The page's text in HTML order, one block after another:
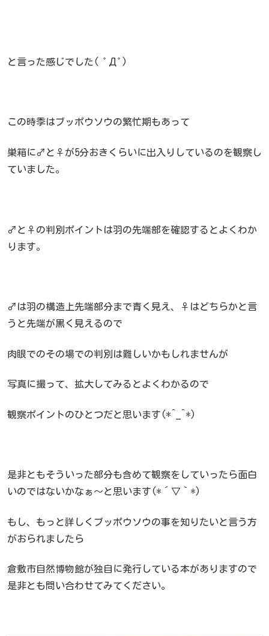
と言った感じでした( ﾟДﾟ)
この時季はブッポウソウの繁忙期もあって
巣箱に♂と♀が5分おきくらいに出入りしているのを観察し
ていました。
♂と♀の判別ポイントは羽の先端部を確認するとよくわか
ります。
♂は羽の構造上先端部分まで青く見え、♀はどちらかと言
うと先端が黒く見えるので
肉眼でのその場での判別は難しいかもしれませんが
写真に撮って、拡大してみるとよくわかるので
観察ポイントのひとつだと思います(*^_^*)
是非ともそういった部分も含めて観察をしていったら面白
いのではないかなぁ～と思います(*´▽｀*)
もし、もっと詳しくブッポウソウの事を知りたいと言う方
がおられましたら
倉敷市自然博物館が独自に発行している本がありますので
是非とも問い合わせてみてください。